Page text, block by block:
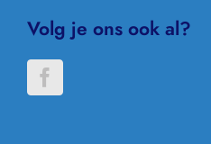
Volg je ons ook al?